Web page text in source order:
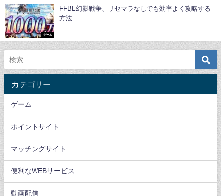
ゲーム
FFBE幻影戦争、リセマラなしでも効率よく攻略する
方法
カテゴリー
ゲーム
ポイントサイト
マッチングサイト
便利なWEBサービス
動画配信